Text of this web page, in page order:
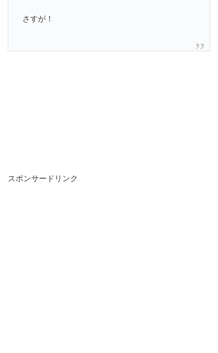
さすが！
スポンサードリンク